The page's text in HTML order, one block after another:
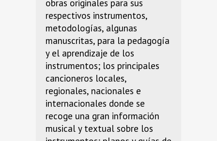
obras originales para sus
respectivos instrumentos,
metodologías, algunas
manuscritas, para la pedagogía
y el aprendizaje de los
instrumentos; los principales
cancioneros locales,
regionales, nacionales e
internacionales donde se
recoge una gran información
musical y textual sobre los